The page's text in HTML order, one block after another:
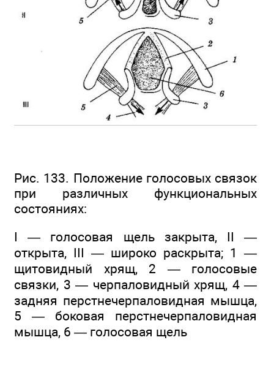
Рис. 133. Положение голосовых связок
при различных функциональных
состояниях:
I — голосовая щель закрыта, II —
открыта, III — широко раскрыта; 1 —
щитовидный хрящ, 2 — голосовые
связки, 3 — черпаловидный хрящ, 4 —
задняя перстнечерпаловидная мышца,
5 — боковая перстнечерпаловидная
мышца, 6 — голосовая щель